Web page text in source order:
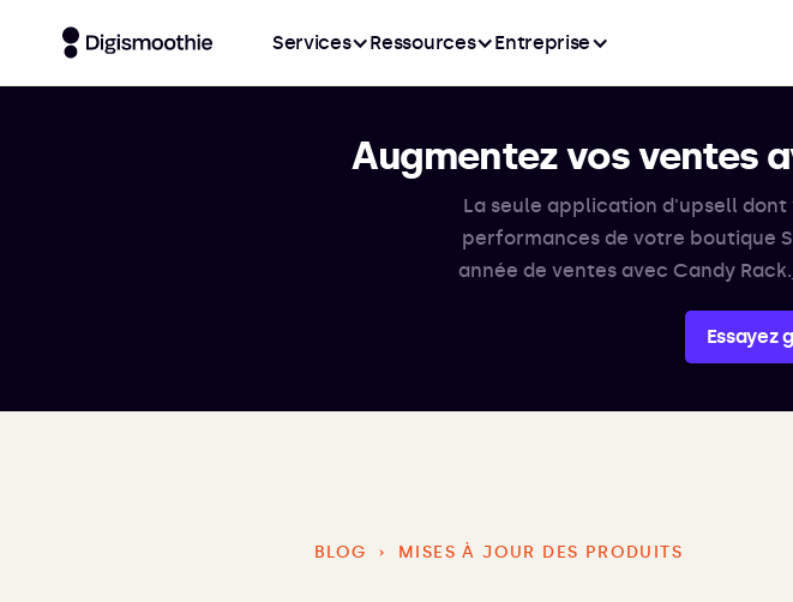
Services Ressources Entreprise
Augmentez vos ventes
La seule application d'upsell dont
performances de votre boutique
année de ventes avec Candy Rack.
Essayez
BLOG › MISES À JOUR DES PRODUITS